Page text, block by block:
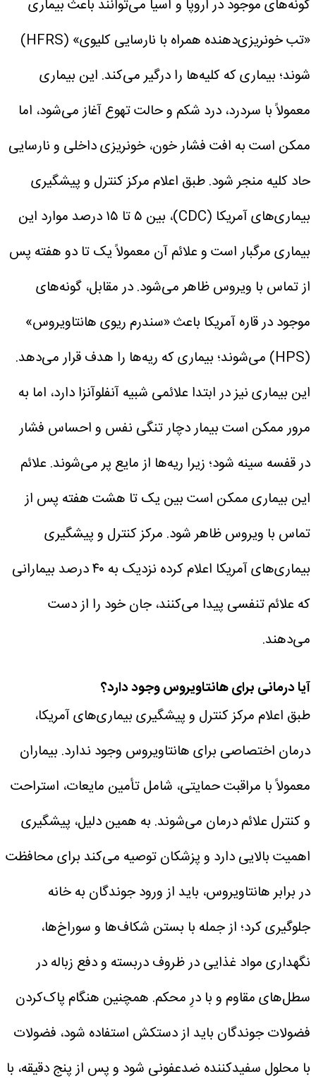
گونه‌های موجود در اروپا و آسیا می‌توانند باعث بیماری
«تب خونریزی‌دهنده همراه با نارسایی کلیوی» (HFRS)
شوند؛ بیماری‌ که کلیه‌ها را درگیر می‌کند. این بیماری
معمولاً با سردرد، درد شکم و حالت تهوع آغاز می‌شود، اما
ممکن است به افت فشار خون، خونریزی داخلی و نارسایی
حاد کلیه منجر شود.طبق اعلام مرکز کنترل و پیشگیری
بیماری‌های آمریکا (CDC)، بین ۵ تا ۱۵ درصد موارد این
بیماری مرگبار است و علائم آن معمولاً یک تا دو هفته پس
از تماس با ویروس ظاهر می‌شود.در مقابل، گونه‌های
موجود در قاره آمریکا باعث «سندرم ریوی هانتاویروس»
(HPS) می‌شوند؛ بیماری‌ که ریه‌ها را هدف قرار می‌دهد.
این بیماری نیز در ابتدا علائمی شبیه آنفلوآنزا دارد، اما به
مرور ممکن است بیمار دچار تنگی نفس و احساس فشار
در قفسه سینه شود؛ زیرا ریه‌ها از مایع پر می‌شوند. علائم
این بیماری ممکن است بین یک تا هشت هفته پس از
تماس با ویروس ظاهر شود. مرکز کنترل و پیشگیری
بیماری‌های آمریکا اعلام کرده نزدیک به ۴۰ درصد بیمارانی
که علائم تنفسی پیدا می‌کنند، جان خود را از دست
می‌دهند.
آیا درمانی برای هانتاویروس وجود دارد؟
طبق اعلام مرکز کنترل و پیشگیری بیماری‌های آمریکا،
درمان اختصاصی برای هانتاویروس وجود ندارد. بیماران
معمولاً با مراقبت حمایتی، شامل تأمین مایعات، استراحت
و کنترل علائم درمان می‌شوند. به همین دلیل، پیشگیری
اهمیت بالایی دارد و پزشکان توصیه می‌کند برای محافظت
در برابر هانتاویروس، باید از ورود جوندگان به خانه
جلوگیری کرد؛ از جمله با بستن شکاف‌ها و سوراخ‌ها،
نگهداری مواد غذایی در ظروف دربسته و دفع زباله در
سطل‌های مقاوم و با درِ محکم. همچنین هنگام پاک‌کردن
فضولات جوندگان باید از دستکش استفاده شود، فضولات
با محلول سفیدکننده ضدعفونی شود و پس از پنج دقیقه، با